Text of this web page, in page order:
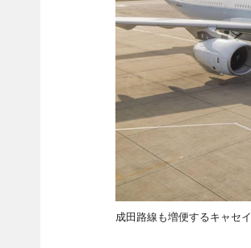
成田路線も増便するキャセイ